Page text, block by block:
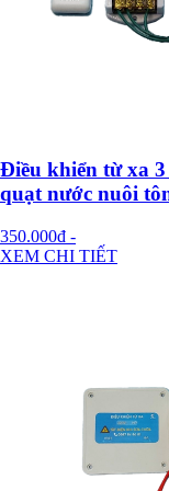
Điều khiển từ xa
quạt nước nuôi
350.000đ -
XEM CHI TIẾT